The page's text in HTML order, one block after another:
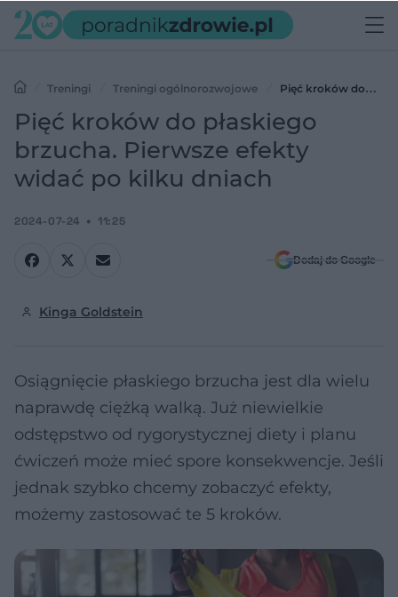
Treningi Treningi ogólnorozwojowe
Pięć kroków do
płaskiego brzucha. Pierwsze efekty widać po kilku dniach
Pięć kroków do płaskiego
brzucha. Pierwsze efekty
widać po kilku dniach
2024-07-24 11:25
Dodaj do Google
Kinga Goldstein
Osiągnięcie płaskiego brzucha jest dla wielu
naprawdę ciężką walką. Już niewielkie
odstępstwo od rygorystycznej diety i planu
ćwiczeń może mieć spore konsekwencje. Jeśli
jednak szybko chcemy zobaczyć efekty,
możemy zastosować te 5 kroków.